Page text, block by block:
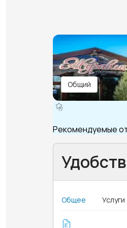
Общий
Рекомендуемые
Общее Услуги